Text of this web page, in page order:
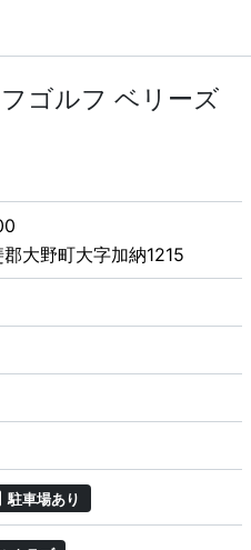
ゴルフ ベリーズ
大野町大字加納1215
駐車場あり